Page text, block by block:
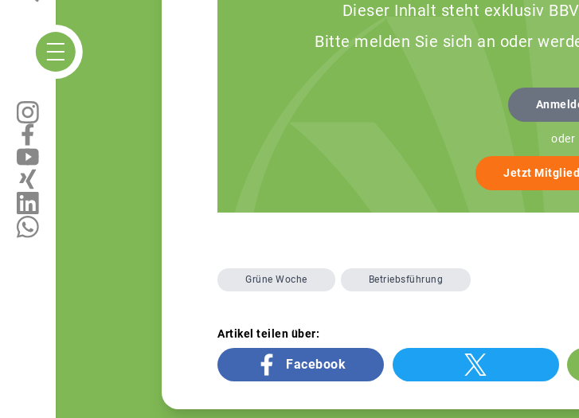
Dieser Inhalt steht exklusiv
Bitte melden Sie sich an oder
oder
Jetzt
Grüne Woche Betriebsführung
Artikel teilen über:
Facebook